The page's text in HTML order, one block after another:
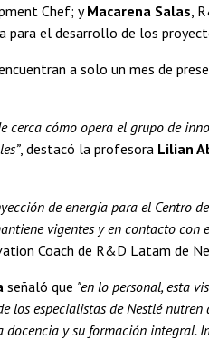
Chef; yMacarena Salas ,
para el desarrollo de los
a solo un mes de
cómo opera el grupo de
, destacó la profesora Lilian
de energía para el Centro
vigentes y en contacto con
Coach de R&D Latam de
señaló que "en lo personal, esta
los especialistas de Nestlé nutren
y su formación integral.